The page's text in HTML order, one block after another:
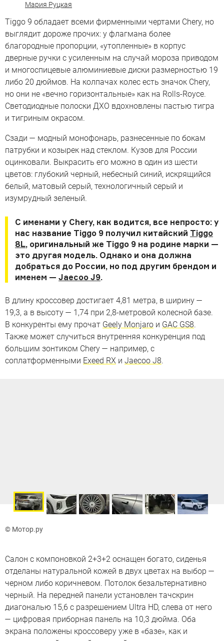
Мария Руцкая
Tiggo 9 обладает всеми фирменными чертами Chery, но
выглядит дороже прочих: у флагмана более
благородные пропорции, «утопленные» в корпус
дверные ручки с усиленным на случай мороза приводом
и многоспицевые алюминиевые диски размерностью 19
либо 20 дюймов. На колпачах колес есть значок Chery,
но они не «вечно горизонтальные» как на Rolls-Royce.
Светодиодные полоски ДХО вдохновлены пастью тигра
и тигриным окрасом.
Сзади — модный монофонарь, разнесенные по бокам
патрубки и козырек над стеклом. Кузов для России
оцинковали. Выкрасить его можно в один из шести
цветов: глубокий черный, небесный синий, искрящийся
белый, матовый серый, технологичный серый и
изумрудный зеленый.
С именами у Chery, как водится, все непросто: у
нас название Tiggo 9 получил китайский Tiggo
8L, оригинальный же Tiggo 9 на родине марки —
это другая модель. Однако и она должна
добраться до России, но под другим брендом и
именем — Jaecoo J9.
В длину кроссовер достигает 4,81 метра, в ширину —
19,3, а в высоту — 1,74 при 2,8-метровой колесной базе.
В конкуренты ему прочат Geely Monjaro и GAC GS8.
Также может случиться внутренняя конкуренция под
большим зонтиком Chery — например, c
соплатформенными Exeed RX и Jaecoo J8.
© Мотор.ру
Салон с компоновкой 2+3+2 оснащен богато, сиденья
отделаны натуральной кожей в двух цветах на выбор —
черном либо коричневом. Потолок безальтернативно
черный. На передней панели установлен тачскрин
диагональю 15,6 с разрешением Ultra HD, слева от него
— цифровая приборная панель на 10,3 дюйма. Оба
экрана положены кроссоверу уже в «базе», как и